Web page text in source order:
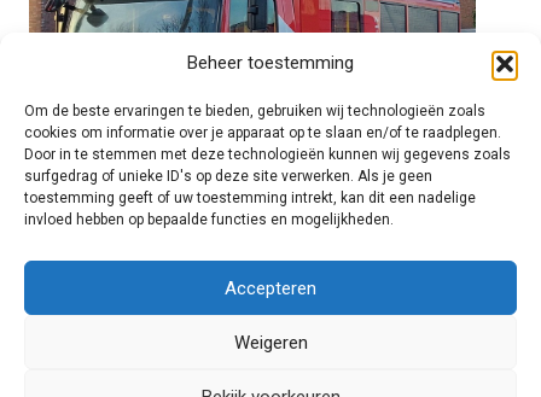
Beheer toestemming
Om de beste ervaringen te bieden, gebruiken wij technologieën zoals
cookies om informatie over je apparaat op te slaan en/of te raadplegen.
Door in te stemmen met deze technologieën kunnen wij gegevens zoals
surfgedrag of unieke ID's op deze site verwerken. Als je geen
toestemming geeft of uw toestemming intrekt, kan dit een nadelige
invloed hebben op bepaalde functies en mogelijkheden.
Accepteren
Weigeren